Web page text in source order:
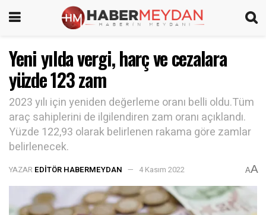
Yeni yılda vergi, harç ve cezalara
yüzde 123 zam
2023 yılı için yeniden değerleme oranı belli oldu.Tüm
araç sahiplerini de ilgilendiren zam oranı açıklandı.
Yüzde 122,93 olarak belirlenen rakama göre zamlar
belirlenecek.
YAZAR EDITÖR HABERMEYDAN 4 Kasım 2022 AA